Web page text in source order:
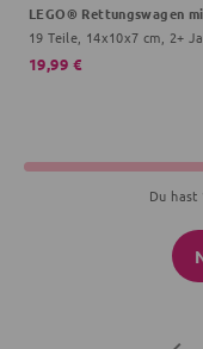
19,99 €
Du hast